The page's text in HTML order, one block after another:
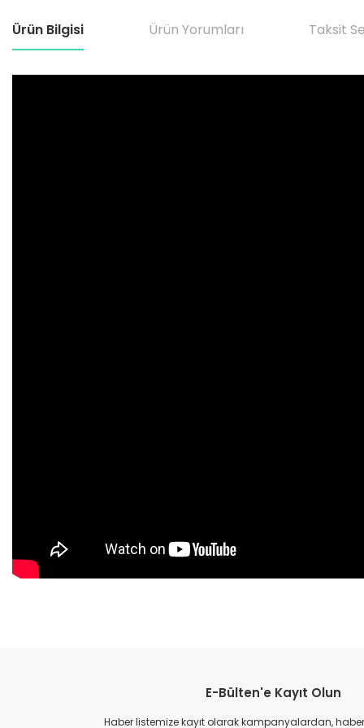
Ürün Bilgisi Ürün Yorumları Taksit
Ürün resmi kalitesiz, bozuk veya görüntülenemiyor.
Ürün açıklamasında eksik bilgiler bulunuyor.
E-Bülten'e Kayıt Olun
Haber listemize kayıt olarak kampanyalardan,